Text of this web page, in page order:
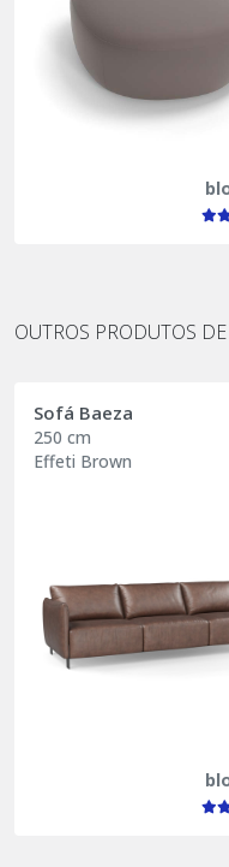
OUTROS PRODUTOS DE
Sofá Baeza
250 cm
Effeti Brown